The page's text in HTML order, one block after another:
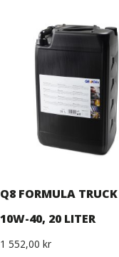
Q8 FORMULA
10W-40, 20 LITER
1 552,00 kr